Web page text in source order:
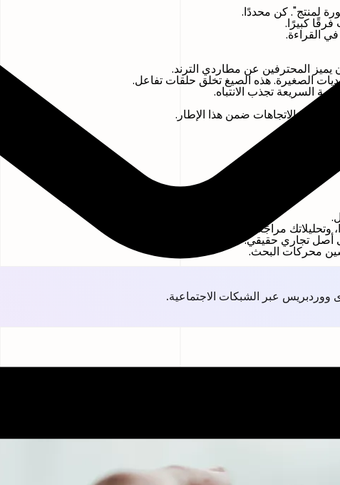
لمنتج". كن محددًا.
كبيرًا.
القراءة.
يميز المحترفين عن مطاردي الترند.
الصغيرة. هذه الصيغ تخلق حلقات تفاعل.
السريعة تجذب الانتباه.
عدّل الاتجاهات ضمن هذا الإطار.
مراجَعة بانتظام، يصبح النمو قابلًا للتنبؤ.
أصل تجاري حقيقي.
محركات البحث.